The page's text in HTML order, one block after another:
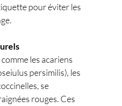
pour éviter les
les acariens
persimilis), les
se
rouges. Ces